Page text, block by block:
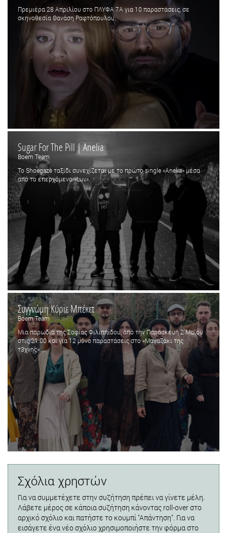
Πρεμιέρα 28 Απριλίου στο ΠΛΥΦΑ 7Α για 10 παραστάσεις, σε
σκηνοθεσία Θανάση Ραφτόπουλου.
Sugar For The Pill | Anelia
Boem Team
Το Shoegaze ταξίδι συνεχίζεται με το πρώτο single «Anelia» μέσα
από το επερχόμενο «Luv».
Συγγνώμη Κύριε Μπέκετ
Boem Team
Μια παρωδία της Σοφίας Φιλιππίδου, από την Παρασκευή 2 Μαΐου
στις 21.00 και για 12 μόνο παραστάσεις στο «Μαγαζάκι της
τ3χνης»....
Σχόλια χρηστών
Για να συμμετέχετε στην συζήτηση πρέπει να γίνετε μέλη.
Λάβετε μέρος σε κάποια συζήτηση κάνοντας roll-over στο
αρχικό σχόλιο και πατήστε το κουμπί "Απάντηση". Για να
εισάγετε ένα νέο σχόλιο χρησιμοποιήστε την φόρμα στο